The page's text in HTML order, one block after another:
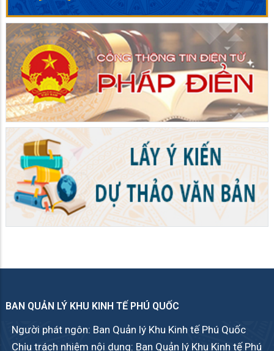
BAN QUẢN LÝ KHU KINH TẾ PHÚ QUỐC
Người phát ngôn: Ban Quản lý Khu Kinh tế Phú Quốc
Chịu trách nhiệm nội dung: Ban Quản lý Khu Kinh tế Phú